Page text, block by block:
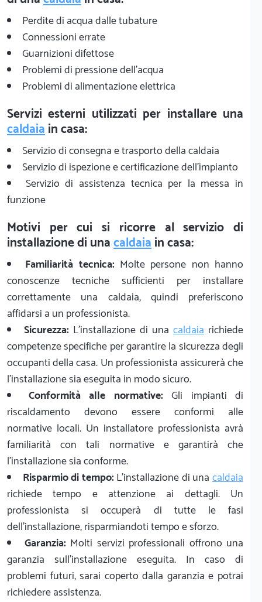
Perdite di acqua dalle tubature
Connessioni errate
Guarnizioni difettose
Problemi di pressione dell'acqua
Problemi di alimentazione elettrica
Servizi esterni utilizzati per installare una
caldaiain casa:
Servizio di consegna e trasporto della caldaia
Servizio di ispezione e certificazione dell'impianto
Servizio di assistenza tecnica per la messa in
funzione
Motivi per cui si ricorre al servizio di
installazione di unacaldaiain casa:
Familiarità tecnica:Molte persone non hanno
conoscenze tecniche sufficienti per installare
correttamente una caldaia, quindi preferiscono
affidarsi a un professionista.
Sicurezza: L'installazione di una caldaia richiede
competenze specifiche per garantire la sicurezza degli
occupanti della casa. Un professionista assicurerà che
l'installazione sia eseguita in modo sicuro.
Conformità alle normative:Gli impianti di
riscaldamento devono essere conformi alle
normative locali. Un installatore professionista avrà
familiarità con tali normative e garantirà che
l'installazione sia conforme.
Risparmio di tempo:L'installazione di unacaldaia
richiede tempo e attenzione ai dettagli. Un
professionista si occuperà di tutte le fasi
dell'installazione, risparmiandoti tempo e sforzo.
Garanzia:Molti servizi professionali offrono una
garanzia sull'installazione eseguita. In caso di
problemi futuri, sarai coperto dalla garanzia e potrai
richiedere assistenza.